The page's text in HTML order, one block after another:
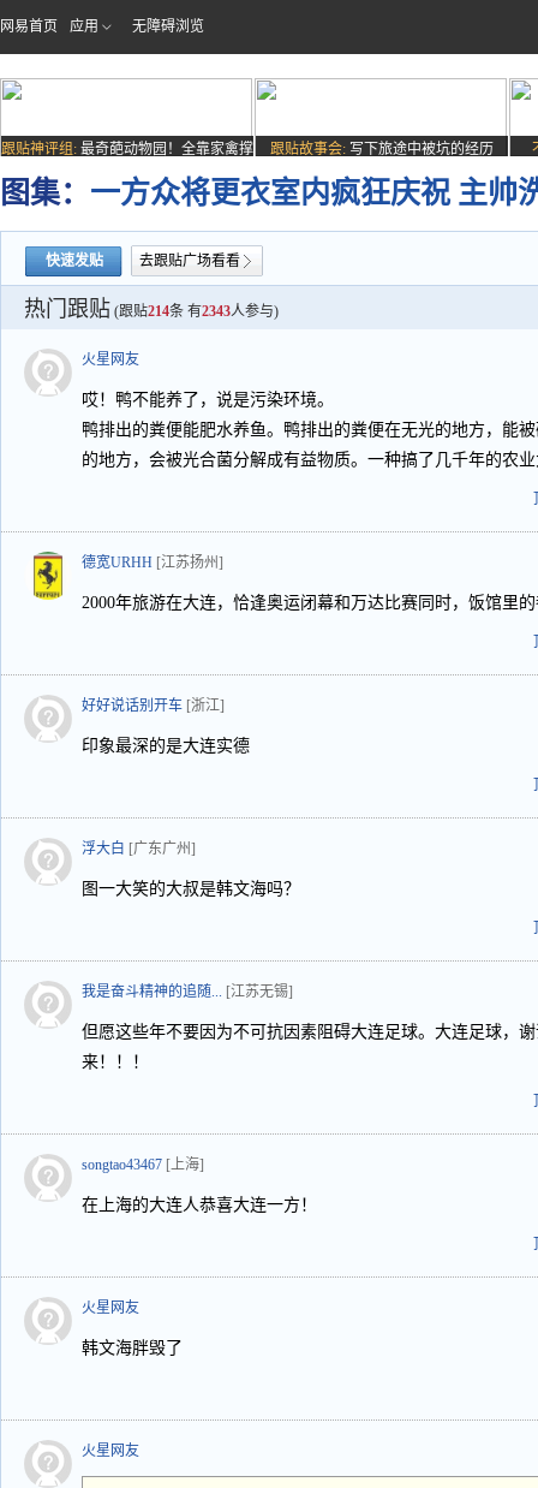
网易首页 应用 无障碍浏览
跟贴神评组: 最奇葩动物园！全靠家禽撑
场子
跟贴故事会: 写下旅途中被坑的经历
图集： 一方众将更衣室内疯狂庆祝 主帅
快速发贴 去跟贴广场看看
热门跟贴 (跟贴214条 有2343人参与)
火星网友
哎！鸭不能养了，说是污染环境。
鸭排出的粪便能肥水养鱼。鸭排出的粪便在无光的地方，能
的地方，会被光合菌分解成有益物质。一种搞了几千年的农
德宽URHH [江苏扬州]
2000年旅游在大连，恰逢奥运闭幕和万达比赛同时，饭馆里
好好说话别开车 [浙江]
印象最深的是大连实德
浮大白 [广东广州]
图一大笑的大叔是韩文海吗？
我是奋斗精神的追随... [江苏无锡]
但愿这些年不要因为不可抗因素阻碍大连足球。大连足球，
来！！！
songtao43467 [上海]
在上海的大连人恭喜大连一方！
火星网友
韩文海胖毁了
火星网友